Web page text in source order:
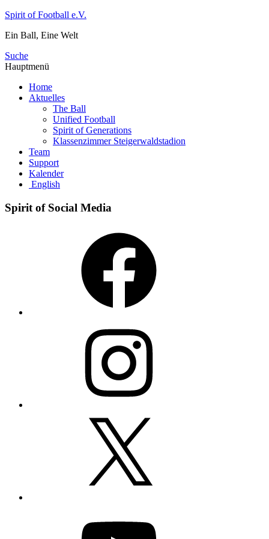
Zum
springen
Spirit of Football e.V.
Ein Ball, Eine Welt
Suche
Hauptmenü
Home
Aktuelles
The Ball
Unified Football
Spirit of Generations
Klassenzimmer Steigerwaldstadion
Team
Support
Kalender
English
Spirit of Social Media